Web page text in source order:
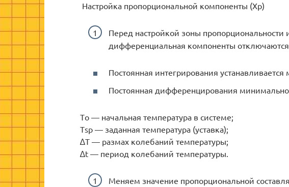
Настройка пропорциональной компоненты (Xp)
Перед настройкой зоны пропорциональности
дифференциальная компоненты
Постоянная интегрирования
Постоянная дифференцирования
Тο — начальная температура в системе;
Тsp — заданная температура (уставка);
∆T — размах колебаний температуры;
∆t — период колебаний температуры.
Меняем значение пропорциональной